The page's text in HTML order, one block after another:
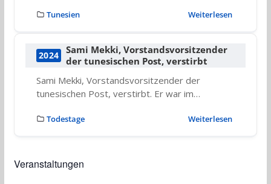
Tunesien Weiterlesen
2024
Sami Mekki, Vorstandsvorsitzender
der tunesischen Post, verstirbt
Sami Mekki, Vorstandsvorsitzender der
tunesischen Post, verstirbt. Er war im…
Todestage Weiterlesen
Veranstaltungen